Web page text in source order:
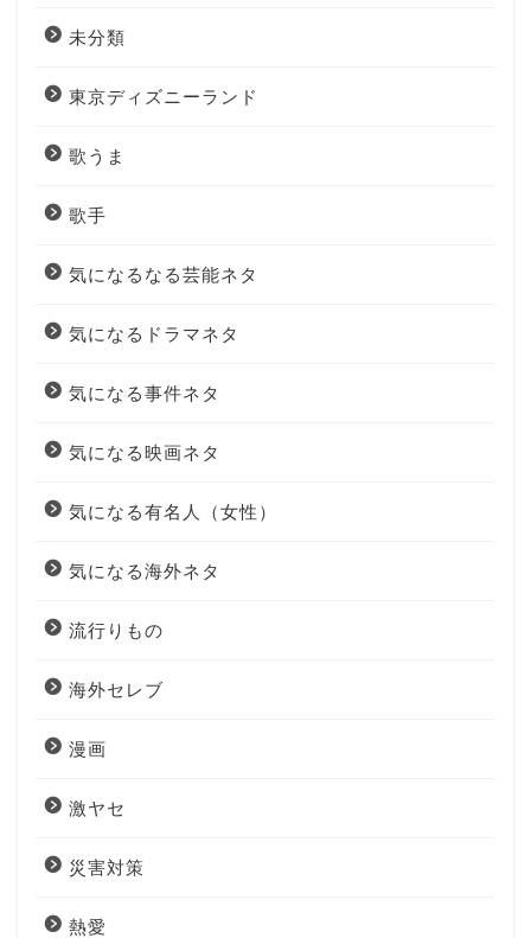
未分類
東京ディズニーランド
歌うま
歌手
気になるなる芸能ネタ
気になるドラマネタ
気になる事件ネタ
気になる映画ネタ
気になる有名人（女性）
気になる海外ネタ
流行りもの
海外セレブ
漫画
激ヤセ
災害対策
熱愛